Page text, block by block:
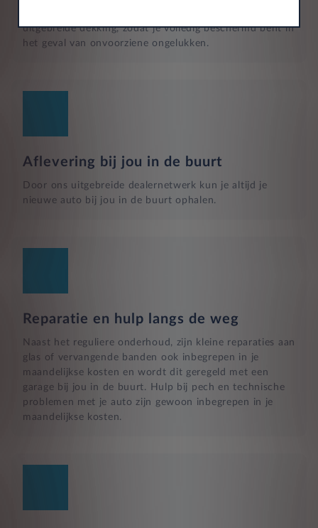
uitgebreide dekking, zodat je volledig beschermd bent in
het geval van onvoorziene ongelukken.
Aflevering bij jou in de buurt
Door ons uitgebreide dealernetwerk kun je altijd je
nieuwe auto bij jou in de buurt ophalen.
Reparatie en hulp langs de weg
Naast het reguliere onderhoud, zijn kleine reparaties aan
glas of vervangende banden ook inbegrepen in je
maandelijkse kosten en wordt dit geregeld met een
garage bij jou in de buurt. Hulp bij pech en technische
problemen met je auto zijn gewoon inbegrepen in je
maandelijkse kosten.